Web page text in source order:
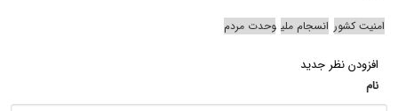
امنیت کشور انسجام ملی وحدت مردم
افزودن نظر جدید
نام